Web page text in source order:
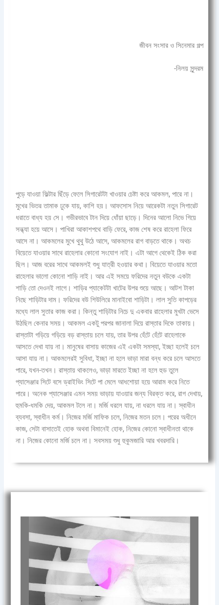
জীবন সংসার ও সিনেমার গল্প
-নিলয় সুন্দরম
পুড়ে যাওয়া ফিল্টার ছিঁড়ে ফেলে সিগারেটটা খাওয়ার চেষ্টা করে আকমল, পারে না।
মুখের ভিতর তামাক ঢুকে যায়, কাশি হয়। আফসোস নিয়ে আরেকটা নতুন সিগারেট
ধরাতে বাধ্য হয় সে। গভীরভাবে টান দিয়ে ধোঁয়া ছাড়ে। দিনের আলো নিভে গিয়ে
সন্ধ্যা হয়ে আসে। পাখিরা আকাশপথে বাড়ি ফেরে, কাজ শেষ করে রাহেলা ফিরে
আসে না। আকমলের মুখে থুথু উঠে আসে, আকমলের রাগ বাড়তে থাকে। অথচ
বিয়েতে যাওয়ার সাথে রাহেলার কোনো সংযোগ নাই। এটা আগে থেকেই ঠিক করা
ছিল। আজ বরের সাথে আকমলই শুধু যাত্রী হওয়ার কথা। বিয়েতে যাওয়ার মতো
রাহেলার ভালো কোনো শাড়ি নাই। আর এই সময়ে ফরিদের নতুন বউকে একটা
শাড়ি তো দেওনই লাগে। শাড়ির প্যাকেটটা খাটের উপর শুয়ে আছে। আটশ টাকা
নিছে শাড়িটার দাম। ফরিদের বউ শিউলিরে মানাইবো শাড়িটা। লাল সুতি কাপড়ের
মধ্যে লাল সুতার কাজ করা। কিন্তু শাড়িটার নিচে দু একবার রাহেলার মুখটা ভেসে
উঠছিল কেনার সময়। আকমল একটু পরপর জানালা দিয়ে রাস্তার দিকে তাকায়।
রাস্তাটা গড়িয়ে গড়িয়ে বড় রাস্তায় চলে যায়, তার উপর হেঁটে হেঁটে রাহেলাকে
আসতে দেখা যায় না। মানুষের বাসায় কাজের এই একটা সমস্যা, ইচ্ছা হলেই চলে
আসা যায় না। আকমলেরই সুবিধা, ইচ্ছা না হলে ভাড়া মারা বন্ধ করে চলে আসতে
পারে, যখন-তখন। রাস্তায় থাকলেও, ভাড়া মারতে ইচ্ছা না হলে হুড তুলে
প্যাসেঞ্জার সিটে বসে ড্রাইভিং সিটে পা মেলে আধশোয়া হয়ে আরাম করে নিতে
পারে। অনেক প্যাসেঞ্জার এমন সময় ভাড়ায় যাওয়ার জন্য বিরক্ত করে, রাগ দেখায়,
হুমকি-ধমকি দেয়, আকমল টলে না। মর্জি ধরলে যায়, না ধরলে যায় না। স্বাধীন
ব্যবসা, স্বাধীন কর্ম। নিজের মর্জি মাফিক চলে, নিজের মতন চলে। পরের অধীনে
কাজ, সেটা বাসাতেই হোক অথবা বিমানেই হোক, নিজের কোনো স্বাধীনতা থাকে
না। নিজের কোনো মর্জি চলে না। সবসময় শুধু হুকুমজারি আর খবরদারি।